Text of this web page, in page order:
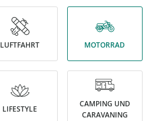
LUFTFAHRT MOTORRAD
LIFESTYLE
CAMPING UND
CARAVANING